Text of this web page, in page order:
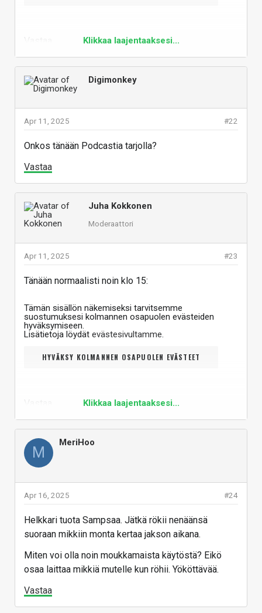
Klikkaa laajentaaksesi...
Digimonkey
#22
Apr 11, 2025
Onkos tänään Podcastia tarjolla?
Vastaa
Juha Kokkonen
Moderaattori
#23
Apr 11, 2025
Tänään normaalisti noin klo 15:
Tämän sisällön näkemiseksi tarvitsemme
suostumuksesi kolmannen osapuolen evästeiden
hyväksymiseen.
Lisätietoja löydät evästesivultamme.
HYVÄKSY KOLMANNEN OSAPUOLEN EVÄSTEET
Klikkaa laajentaaksesi...
M
MeriHoo
#24
Apr 16, 2025
Helkkari tuota Sampsaa. Jätkä rökii nenäänsä
suoraan mikkiin monta kertaa jakson aikana.
Miten voi olla noin moukkamaista käytöstä? Eikö
osaa laittaa mikkiä mutelle kun röhii. Yököttävää.
Vastaa